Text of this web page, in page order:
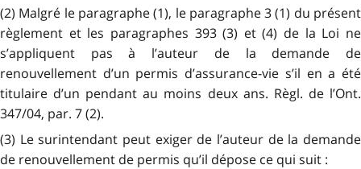
(2) Malgré le paragraphe (1), le paragraphe 3 (1) du présent
règlement et les paragraphes 393 (3) et (4) de la Loi ne
s’appliquent pas à l’auteur de la demande de
renouvellement d’un permis d’assurance-vie s’il en a été
titulaire d’un pendant au moins deux ans. Règl. de l’Ont.
347/04, par. 7 (2).
(3) Le surintendant peut exiger de l’auteur de la demande
de renouvellement de permis qu’il dépose ce qui suit :